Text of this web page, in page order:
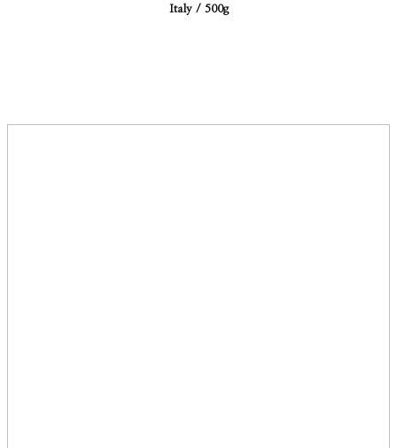
Italy / 500g